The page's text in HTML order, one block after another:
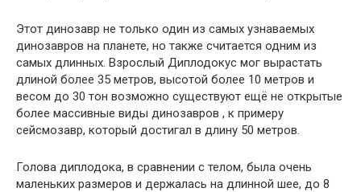
Этот динозавр не только один из самых узнаваемых
динозавров на планете, но также считается одним из
самых длинных. Взрослый Диплодокус мог вырастать
длиной более 35 метров, высотой более 10 метров и
весом до 30 тон возможно существуют ещё не открытые
более массивные виды динозавров , к примеру
сейсмозавр, который достигал в длину 50 метров.
Голова диплодока, в сравнении с телом, была очень
маленьких размеров и держалась на длинной шее, до 8